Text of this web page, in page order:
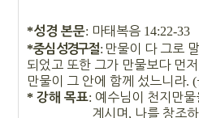
*성경 본문: 마태복음 14:22-33
*중심 성경구절: 만물이 다 그로
되었고 또한 그가 만물보다 먼
만물이 그 안에 함께 섰느니라. (
* 강해 목표: 예수님이 천지만물
계시며 , 나를 창조